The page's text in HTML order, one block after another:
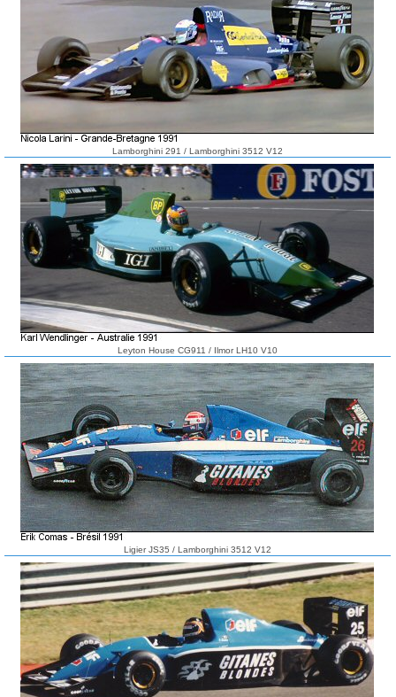
Lamborghini 291 / Lamborghini 3512 V12
Leyton House CG911 / Ilmor LH10 V10
Ligier JS35 / Lamborghini 3512 V12